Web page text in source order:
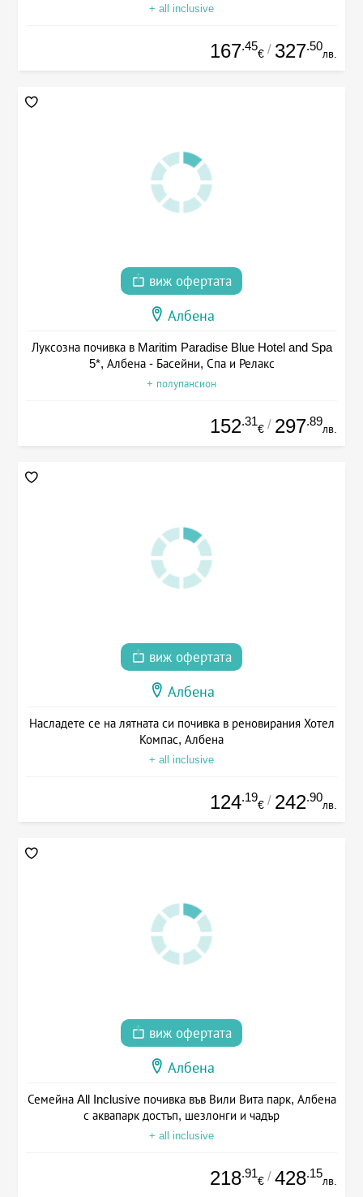
+ all inclusive
167.45
€ / 327.50
лв.
виж офертата
Албена
Луксозна почивка в Maritim Paradise Blue Hotel and Spa
5*, Албена - Басейни, Спа и Релакс
+ полупансион
152.31
€ / 297.89
лв.
виж офертата
Албена
Насладете се на лятната си почивка в реновирания Хотел
Компас, Албена
+ all inclusive
124.19
€ / 242.90
лв.
виж офертата
Албена
Семейна All Inclusive почивка във Вили Вита парк, Албена
с аквапарк достъп, шезлонги и чадър
+ all inclusive
218.91
€ / 428.15
лв.